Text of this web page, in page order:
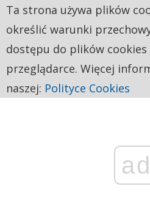
ad
Ta strona używa plików
określić warunki
dostępu do plików cookies
przeglądarce. Więcej
naszej: Polityce Cookies